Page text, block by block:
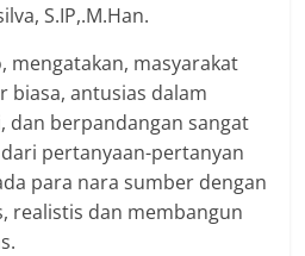
S.IP,.M.Han.
mengatakan, masyarakat
biasa, antusias dalam
dan berpandangan sangat
pertanyaan-pertanyan
para nara sumber dengan
realistis dan membangun